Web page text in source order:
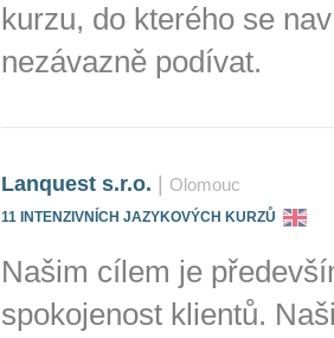
kurzu, do kterého se
nezávazně podívat.
Lanquest s.r.o. Olomouc
11 INTENZIVNÍCH JAZYKOVÝCH KURZŮ
Našim cílem je
spokojenost klientů.